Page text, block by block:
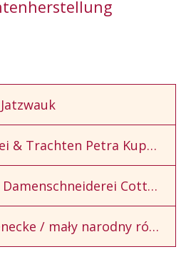
Maßschneiderei & Trachten Petra Kupke
Trachten- und Damenschneiderei Cottbus
Kleine Trachtenecke / mały narodny róžk